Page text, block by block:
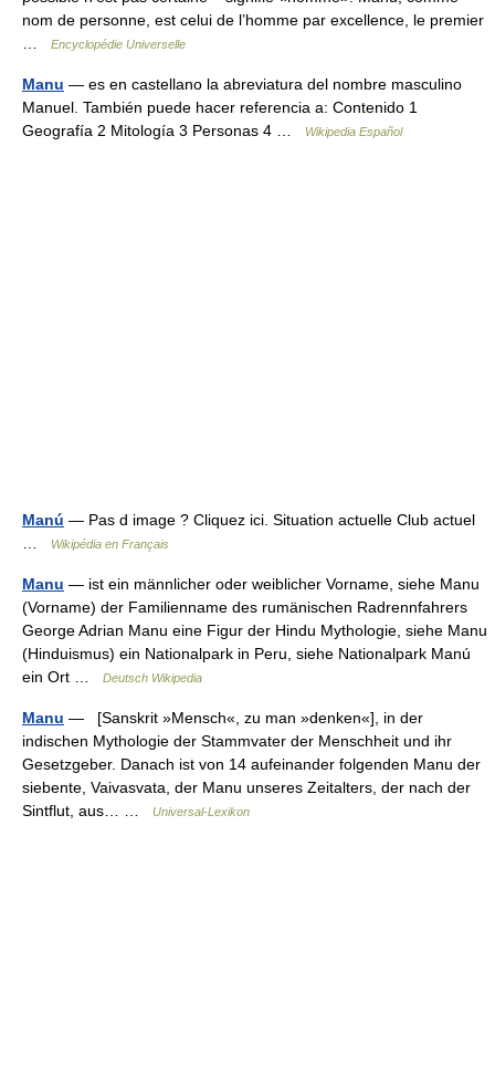
nom de personne, est celui de l’homme par excellence, le premier
Encyclopédie Universelle
Manu — es en castellano la abreviatura del nombre masculino
Manuel. También puede hacer referencia a: Contenido 1
Geografía 2 Mitología 3 Personas 4 …
Wikipedia Español
Manú — Pas d image ? Cliquez ici. Situation actuelle Club actuel
Wikipédia en Français
Manu — ist ein männlicher oder weiblicher Vorname, siehe Manu
(Vorname) der Familienname des rumänischen Radrennfahrers
George Adrian Manu eine Figur der Hindu Mythologie, siehe Manu
(Hinduismus) ein Nationalpark in Peru, siehe Nationalpark Manú
ein Ort …
Deutsch Wikipedia
Manu — [Sanskrit »Mensch«, zu man »denken«], in der
indischen Mythologie der Stammvater der Menschheit und ihr
Gesetzgeber. Danach ist von 14 aufeinander folgenden Manu der
siebente, Vaivasvata, der Manu unseres Zeitalters, der nach der
Sintflut, aus… …
Universal-Lexikon